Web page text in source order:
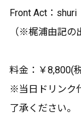
Front Act：shuri
（※梶浦由記の
料金：￥
※当日ドリンク
了承ください。